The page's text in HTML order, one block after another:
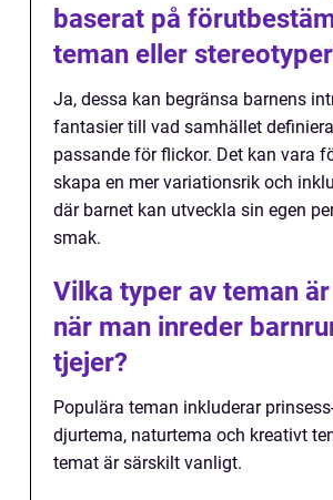
baserat på
teman eller
Ja, dessa kan begränsa barnens
fantasier till vad samhället
passande för flickor. Det kan vara
skapa en mer variationsrik och
där barnet kan utveckla sin egen
smak.
Vilka typer av teman
när man inreder
tjejer?
Populära teman inkluderar
djurtema, naturtema och kreativt
temat är särskilt vanligt.